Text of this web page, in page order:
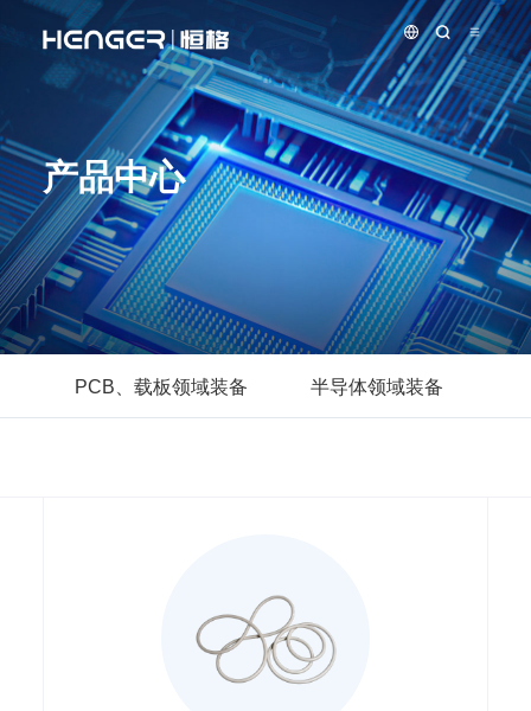
产品中心
PCB、载板领域装备 半导体领域装备